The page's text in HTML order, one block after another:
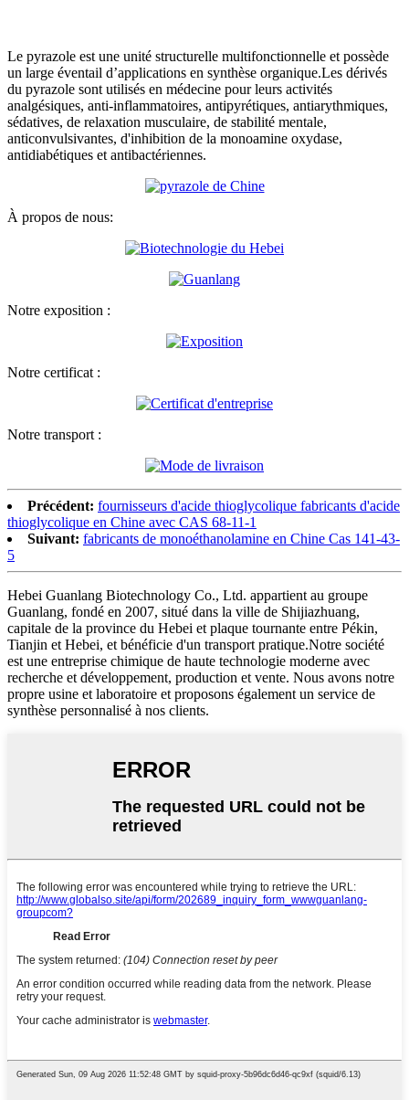
Le pyrazole est une unité structurelle multifonctionnelle et possède
un large éventail d’applications en synthèse organique.Les dérivés
du pyrazole sont utilisés en médecine pour leurs activités
analgésiques, anti-inflammatoires, antipyrétiques, antiarythmiques,
sédatives, de relaxation musculaire, de stabilité mentale,
anticonvulsivantes, d'inhibition de la monoamine oxydase,
antidiabétiques et antibactériennes.
À propos de nous:
Notre exposition :
Notre certificat :
Notre transport :
Précédent: fournisseurs d'acide thioglycolique fabricants d'acide
thioglycolique en Chine avec CAS 68-11-1
Suivant: fabricants de monoéthanolamine en Chine Cas 141-43-
5
Hebei Guanlang Biotechnology Co., Ltd. appartient au groupe
Guanlang, fondé en 2007, situé dans la ville de Shijiazhuang,
capitale de la province du Hebei et plaque tournante entre Pékin,
Tianjin et Hebei, et bénéficie d'un transport pratique.Notre société
est une entreprise chimique de haute technologie moderne avec
recherche et développement, production et vente. Nous avons notre
propre usine et laboratoire et proposons également un service de
synthèse personnalisé à nos clients.